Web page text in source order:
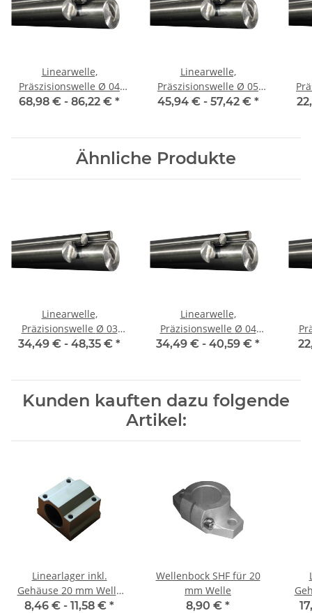
Linearwelle,
Präszisionswelle Ø 04
mm, 1990 mm, gehärtet
68,98 € - 86,22 € *
Linearwelle,
Präszisionswelle Ø 05
mm, 1990 mm, gehärtet
45,94 € - 57,42 € *
Ähnliche Produkte
Linearwelle,
Präzisionswelle Ø 03
mm, je m ± 5 mm,
34,49 € - 48,35 € *
Linearwelle,
Präzisionswelle Ø 04
mm, je m ± 5 mm,
34,49 € - 40,59 € *
Kunden kauften dazu folgende
Artikel:
Linearlager inkl.
Gehäuse 20 mm Welle
SMA
8,46 € - 11,58 € *
Wellenbock SHF für 20
mm Welle
8,90 € *